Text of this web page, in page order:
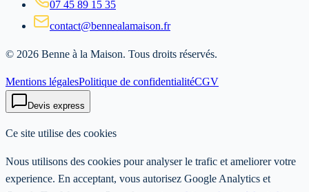
07 45 89 15 35
contact@bennealamaison.fr
© 2026 Benne à la Maison. Tous droits réservés.
Mentions légalesPolitique de confidentialitéCGV
Devis express
Ce site utilise des cookies
Nous utilisons des cookies pour analyser le trafic et ameliorer votre
experience. En acceptant, vous autorisez Google Analytics et